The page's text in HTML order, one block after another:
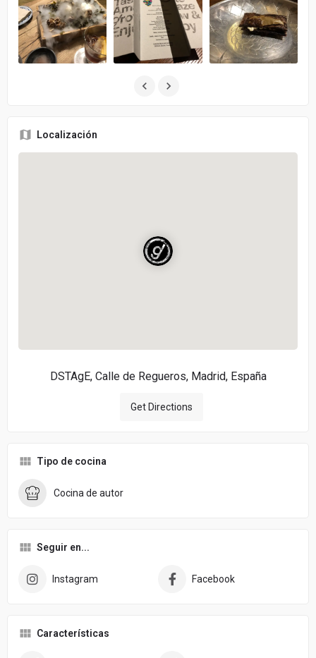
Localización
DSTAgE, Calle de Regueros, Madrid, España
Get Directions
Tipo de cocina
Cocina de autor
Seguir en...
Instagram Facebook
Características